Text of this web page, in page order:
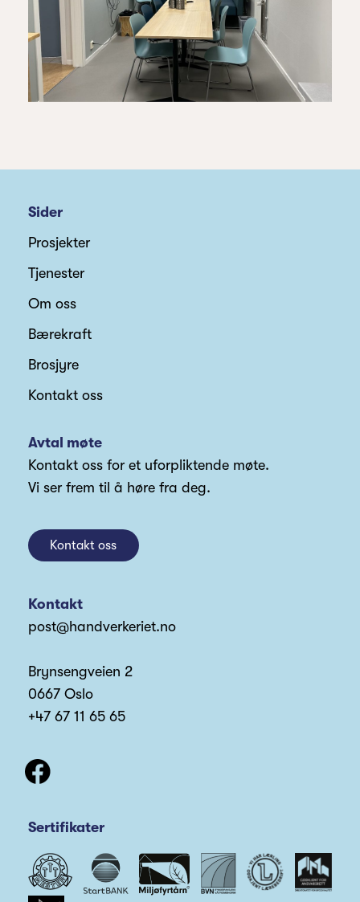
Sider
Prosjekter
Tjenester
Om oss
Bærekraft
Brosjyre
Kontakt oss
Avtal møte
Kontakt oss for et uforpliktende møte.
Vi ser frem til å høre fra deg.
Kontakt oss
Kontakt
post@handverkeriet.no
Brynsengveien 2
0667 Oslo
+47 67 11 65 65
Sertifikater